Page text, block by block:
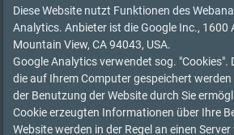
Diese Website nutzt Funktionen des
Analytics. Anbieter ist die Google Inc.,
Mountain View, CA 94043, USA.
Google Analytics verwendet sog. "Cookies".
die auf Ihrem Computer gespeichert werden
der Benutzung der Website durch Sie
Cookie erzeugten Informationen über Ihre
Website werden in der Regel an einen